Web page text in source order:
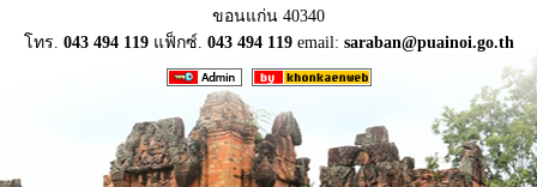
ขอนแก่น 40340
โทร. 043 494 119แฟ็กซ์. 043 494 119email: saraban@puainoi.go.th